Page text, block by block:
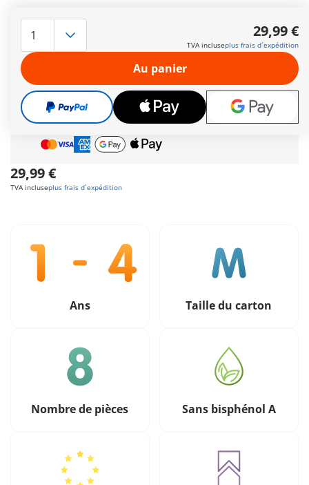
son nouveau camion de transport de fruits, pour des
aventures pleines de magie. Comprend Minnie Mouse, trois
caisses empilables et un camion.
Autres informations
Cadeauincroyable offert dès 35 € d’achat!
Livraison gratuite
pour toute commande dès60 €
Paiement sécuriséet flexible
29,99 €
TVA incluseplus frais d´expédition
29,99 €
TVA incluseplus frais d´expédition
Au panier
Ans Taille du carton
Nombre de pièces Sans bisphénol A